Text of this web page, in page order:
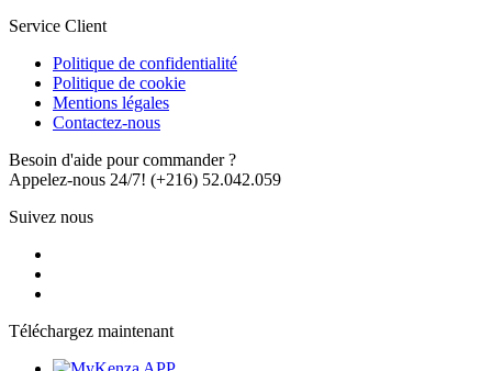
Service Client
Politique de confidentialité
Politique de cookie
Mentions légales
Contactez-nous
Besoin d'aide pour commander ?
Appelez-nous 24/7! (+216) 52.042.059
Suivez nous
Téléchargez maintenant